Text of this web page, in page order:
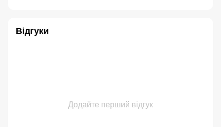
Відгуки
Додайте перший відгук